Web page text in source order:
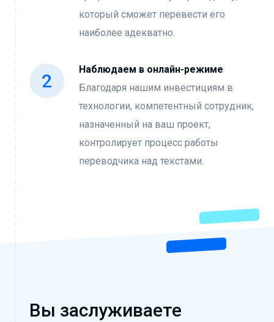
который сможет перевести его
наиболее адекватно.
Наблюдаем в онлайн-режиме
Благодаря нашим инвестициям в
технологии, компетентный сотрудник,
назначенный на ваш проект,
контролирует процесс работы
переводчика над текстами.
Вы заслуживаете